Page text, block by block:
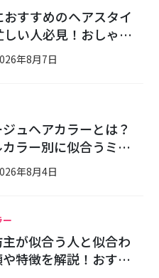
すすめのヘアスタイ
しい人必見！おしゃ…
年8月7日
ュヘアカラーとは？
カラー別に似合うミ…
年8月4日
ー
主が似合う人と似合わ
や特徴を解説！おす…